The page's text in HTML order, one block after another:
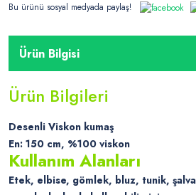
Bu ürünü sosyal medyada paylaş!
Ürün Bilgisi
Ürün Bilgileri
Desenli Viskon kumaş
En: 150 cm, %100 viskon
Kullanım Alanları
Etek, elbise, gömlek, bluz, tunik,